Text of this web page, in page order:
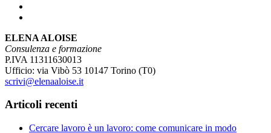
ELENA ALOISE
Consulenza e formazione
P.IVA 11311630013
Ufficio: via Vibò 53 10147 Torino (T0)
scrivi@elenaaloise.it
Articoli recenti
Cercare lavoro è un lavoro: come comunicare in modo